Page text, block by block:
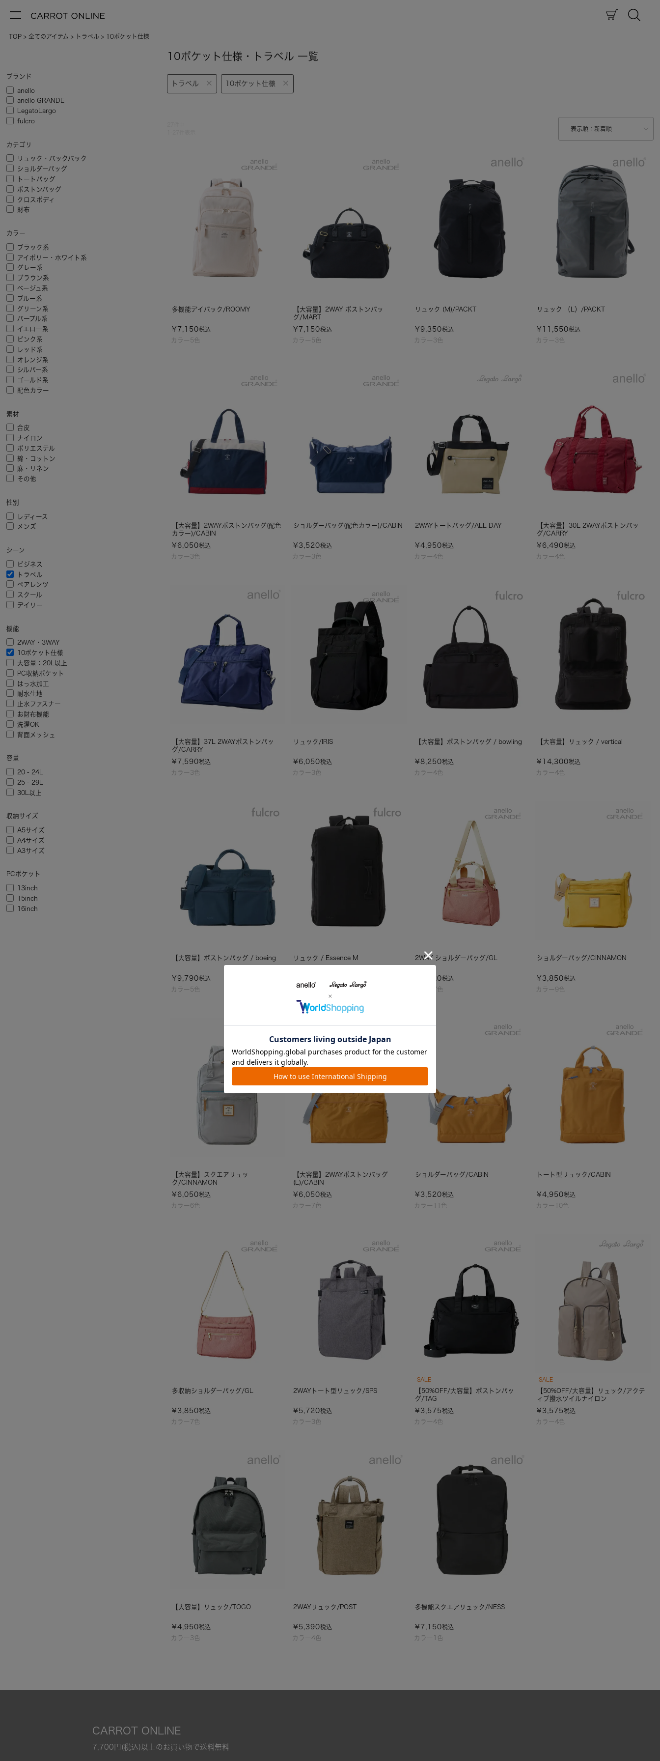
TOP 全てのアイテム トラベル 10ポケット仕様
ブランド
anello
anello GRANDE
LegatoLargo
fulcro
カテゴリ
リュック・バックパック
ショルダーバッグ
トートバッグ
ボストンバッグ
クロスボディ
財布
カラー
ブラック系
アイボリー・ホワイト系
グレー系
ブラウン系
ベージュ系
ブルー系
グリーン系
パープル系
イエロー系
ピンク系
レッド系
オレンジ系
シルバー系
ゴールド系
配色カラー
素材
合皮
ナイロン
ポリエステル
綿・コットン
麻・リネン
その他
性別
レディース
メンズ
シーン
ビジネス
トラベル
ペアレンツ
スクール
デイリー
機能
2WAY・3WAY
10ポケット仕様
大容量：20L以上
PC収納ポケット
はっ水加工
耐水生地
止水ファスナー
お財布機能
洗濯OK
背面メッシュ
容量
20 - 24L
25 - 29L
30L以上
収納サイズ
A5サイズ
A4サイズ
A3サイズ
PCポケット
13inch
15inch
16inch
10ポケット仕様・トラベル 一覧
トラベル 10ポケット仕様
カラー5色
多機能デイパック/ROOMY
¥ 7,150税込
カラー5色
【大容量】2WAY ボストンバッ
グ/MART
¥ 7,150税込
カラー3色
リュック (M)/PACKT
¥9,350税込
カラー3色
リュック （L）/PACKT
¥ 11,550税込
カラー3色
【大容量】2WAYボストンバッグ(配色
カラー)/CABIN
¥ 6,050税込
カラー3色
ショルダーバッグ(配色カラー)/CABIN
¥ 3,520税込
カラー4色
2WAYトートバッグ/ALL DAY
¥4,950税込
カラー4色
【大容量】30L 2WAYボストンバッ
グ/CARRY
¥ 6,490税込
カラー3色
【大容量】37L 2WAYボストンバッ
グ/CARRY
¥ 7,590税込
カラー3色
リュック/IRIS
¥ 6,050税込
カラー4色
【大容量】ボストンバッグ / bowling
¥8,250税込
カラー4色
【大容量】リュック / vertical
¥ 14,300税込
カラー5色
【大容量】ボストンバッグ / boeing
¥9,790税込
カラー5色
リュック / Essence M
カラー7色
2WAY ショルダーバッグ/GL
3,520税込
カラー9色
ショルダーバッグ/CINNAMON
¥ 3,850税込
カラー6色
【大容量】スクエアリュッ
ク/CINNAMON
¥ 6,050税込
カラー7色
【大容量】2WAYボストンバッグ
(L)/CABIN
¥ 6,050税込
カラー11色
ショルダーバッグ/CABIN
¥ 3,520税込
カラー10色
トート型リュック/CABIN
¥4,950税込
カラー7色
多収納ショルダーバッグ/GL
¥ 3,850税込
カラー3色
2WAYトート型リュック/SPS
¥ 5,720税込
SALE
カラー4色
【50%OFF/大容量】ボストンバッ
グ/TAG
¥ 3,575税込
SALE
カラー4色
【50%OFF/大容量】リュック/アクテ
ィブ撥水ツイルナイロン
¥ 3,575税込
カラー3色
【大容量】リュック/TOGO
¥4,950税込
カラー4色
2WAYリュック/POST
¥ 5,390税込
カラー1色
多機能スクエアリュック/NESS
¥ 7,150税込
CARROT ONLINE
7,700円(税込)以上のお買い物で送料無料